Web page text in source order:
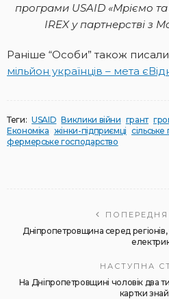
програми USAID «Мріємо та
IREX у партнерстві з
Раніше “Особи” також
мільйон українців – мета
Теги: USAID Виклики війни грант
Економіка жінки-підприємці
фермерське господарство
ПОПЕРЕДНЯ
Дніпропетровщина серед
НАСТУПНА
На Дніпропетровщині чоловік два
картки